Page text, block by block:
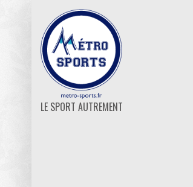
LE SPORT AUTREMENT